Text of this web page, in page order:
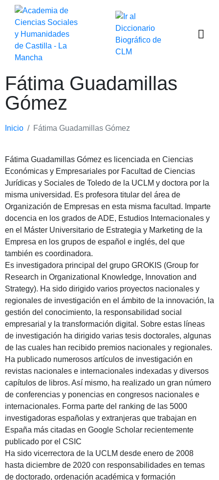
Fátima Guadamillas
Gómez
Inicio Fátima Guadamillas Gómez
Fátima Guadamillas Gómez es licenciada en Ciencias
Económicas y Empresariales por Facultad de Ciencias
Jurídicas y Sociales de Toledo de la UCLM y doctora por la
misma universidad. Es profesora titular del área de
Organización de Empresas en esta misma facultad. Imparte
docencia en los grados de ADE, Estudios Internacionales y
en el Máster Universitario de Estrategia y Marketing de la
Empresa en los grupos de español e inglés, del que
también es coordinadora.
Es investigadora principal del grupo GROKIS (Group for
Research in Organizational Knowledge, Innovation and
Strategy). Ha sido dirigido varios proyectos nacionales y
regionales de investigación en el ámbito de la innovación, la
gestión del conocimiento, la responsabilidad social
empresarial y la transformación digital. Sobre estas líneas
de investigación ha dirigido varias tesis doctorales, algunas
de las cuales han recibido premios nacionales y regionales.
Ha publicado numerosos artículos de investigación en
revistas nacionales e internacionales indexadas y diversos
capítulos de libros. Así mismo, ha realizado un gran número
de conferencias y ponencias en congresos nacionales e
internacionales. Forma parte del ranking de las 5000
investigadoras españolas y extranjeras que trabajan en
España más citadas en Google Scholar recientemente
publicado por el CSIC
Ha sido vicerrectora de la UCLM desde enero de 2008
hasta diciembre de 2020 con responsabilidades en temas
de doctorado, ordenación académica y formación